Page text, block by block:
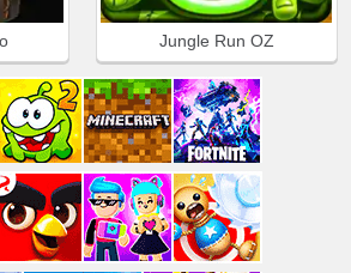
Jungle Run OZ